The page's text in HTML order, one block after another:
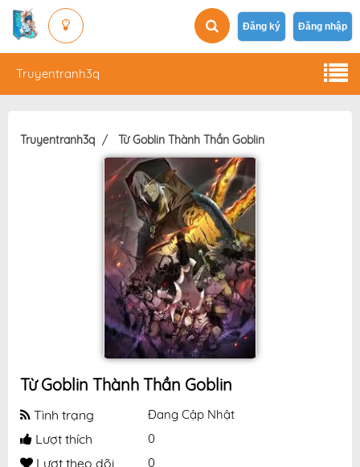
Đăng ký Đăng nhập
Truyentranh3q
Truyentranh3q Từ Goblin Thành Thần Goblin
Từ Goblin Thành Thần Goblin
Tình trạng Đang Cập Nhật
Lượt thích 0
Lượt theo dõi 0